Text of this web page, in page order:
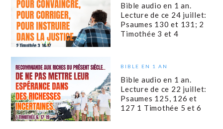
Bible audio en 1 an.
Lecture de ce 24 juillet:
Psaumes 130 et 131; 2
Timothée 3 et 4
BIBLE EN 1 AN
Bible audio en 1 an.
Lecture de ce 22 juillet:
Psaumes 125, 126 et
127 1 Timothée 5 et 6